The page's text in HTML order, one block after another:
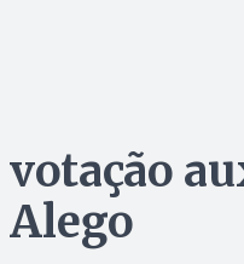
votação
Alego